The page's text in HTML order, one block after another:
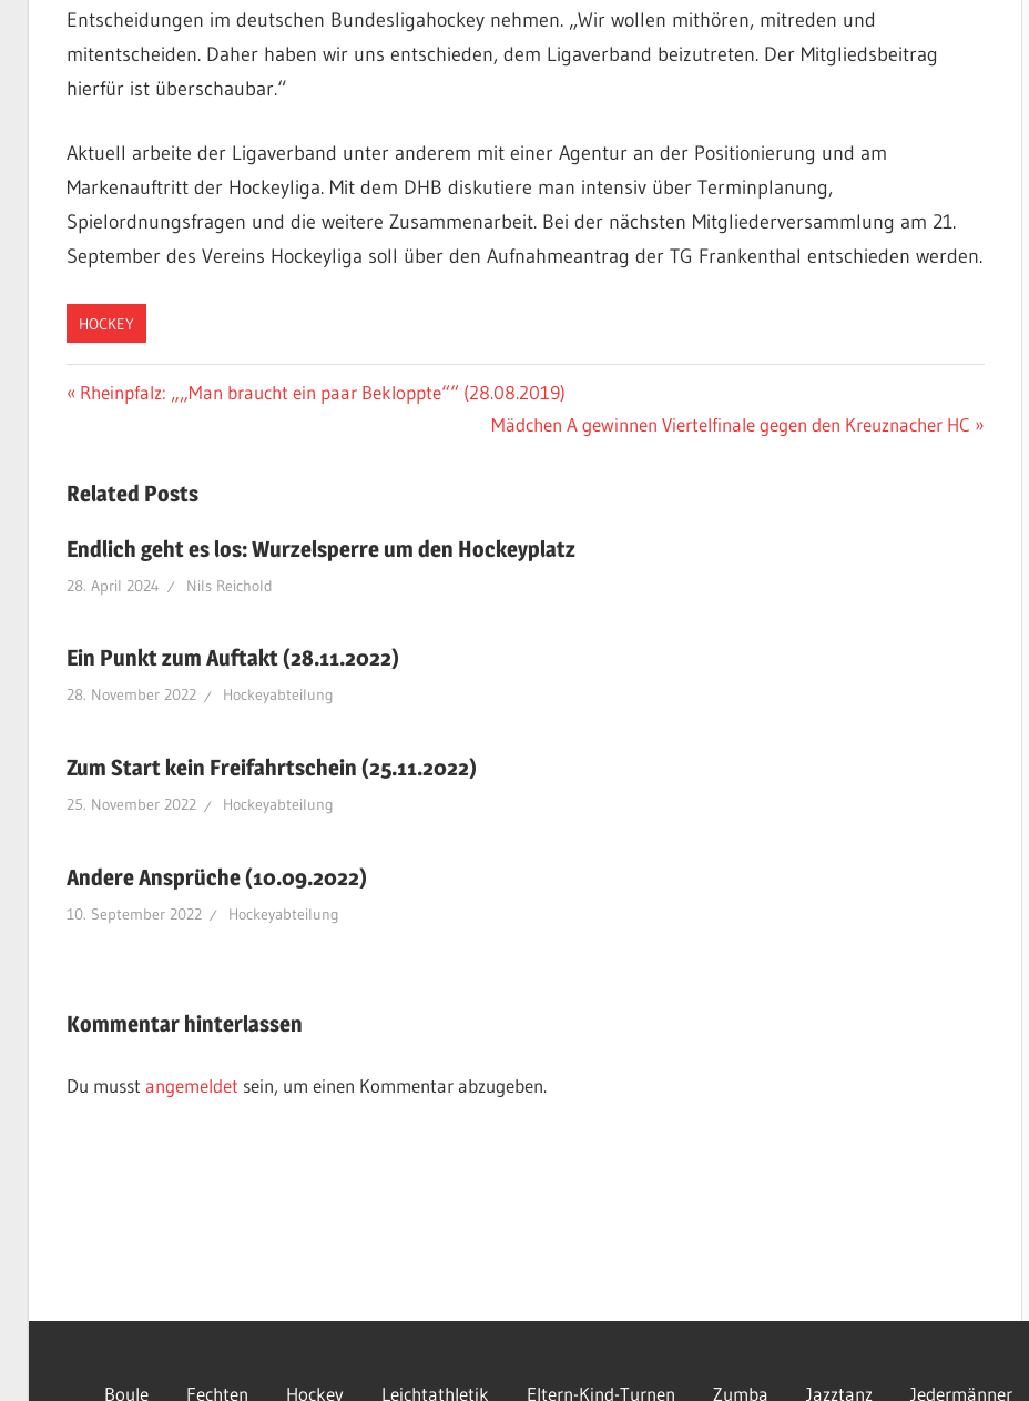
Entscheidungen im deutschen Bundesligahockey nehmen. „Wir wollen mithören, mitreden und
mitentscheiden. Daher haben wir uns entschieden, dem Ligaverband beizutreten. Der Mitgliedsbeitrag
hierfür ist überschaubar.“
Aktuell arbeite der Ligaverband unter anderem mit einer Agentur an der Positionierung und am
Markenauftritt der Hockeyliga. Mit dem DHB diskutiere man intensiv über Terminplanung,
Spielordnungsfragen und die weitere Zusammenarbeit. Bei der nächsten Mitgliederversammlung am 21.
September des Vereins Hockeyliga soll über den Aufnahmeantrag der TG Frankenthal entschieden werden.
HOCKEY
Beitragsnavigation
Vorheriger
Rheinpfalz: „„Man braucht ein paar Bekloppte““ (28.08.2019)
Nächster
Mädchen A gewinnen Viertelfinale gegen den Kreuznacher HC
Related Posts
Endlich geht es los: Wurzelsperre um den Hockeyplatz
28. April 2024 Nils Reichold
Ein Punkt zum Auftakt (28.11.2022)
28. November 2022 Hockeyabteilung
Zum Start kein Freifahrtschein (25.11.2022)
25. November 2022 Hockeyabteilung
Andere Ansprüche (10.09.2022)
10. September 2022 Hockeyabteilung
Kommentar hinterlassen
Du musst angemeldet sein, um einen Kommentar abzugeben.
Boule Fechten Hockey Leichtathletik Eltern-Kind-Turnen Zumba Jazztanz Jedermänner